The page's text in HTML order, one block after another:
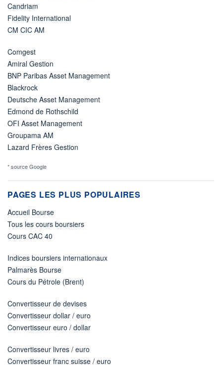
Candriam
Fidelity International
CM CIC AM
Comgest
Amiral Gestion
BNP Paribas Asset Management
Blackrock
Deutsche Asset Management
Edmond de Rothschild
OFI Asset Management
Groupama AM
Lazard Frères Gestion
* source Google
PAGES LES PLUS POPULAIRES
Accueil Bourse
Tous les cours boursiers
Cours CAC 40
Indices boursiers internationaux
Palmarès Bourse
Cours du Pétrole (Brent)
Convertisseur de devises
Convertisseur dollar / euro
Convertisseur euro / dollar
Convertisseur livres / euro
Convertisseur franc suisse / euro